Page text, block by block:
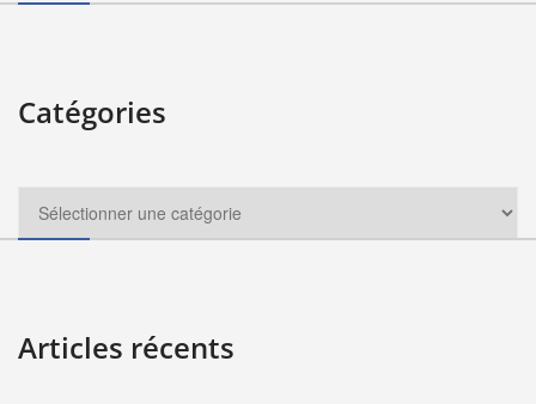
Catégories
Articles récents